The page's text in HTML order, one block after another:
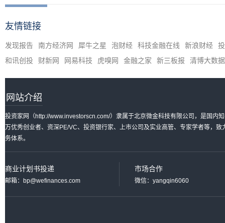
友情链接
发现报告 南方经济网 犀牛之星 泡财经 科技金融在线 新浪财经
和讯创投
财新网 网易科技 虎嗅网 金融之家 新三板报 清博大数据
网站介绍
投资家网（http://www.investorscn.com/）隶属于北京微金科技有限公司，是国内
万优秀创业者、资深PE/VC、投资银行家、上市公司及实业高管、专家学者等，
务体系。
商业计划书投递
邮箱：bp@wefinances.com
市场合作
微信：yangqin6060